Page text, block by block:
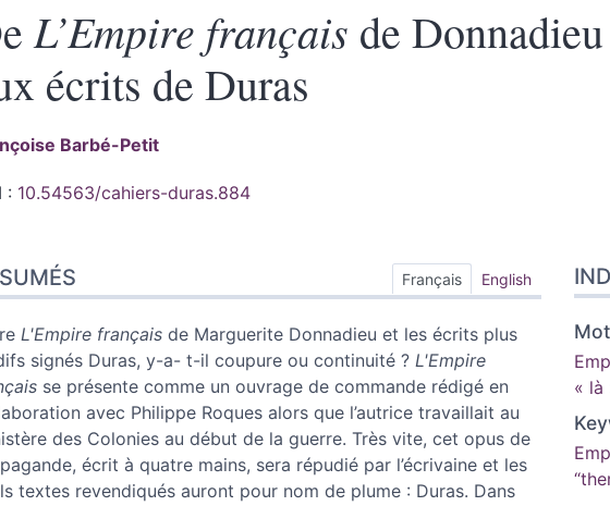
L’Empire français de Donnadieu
écrits de Duras
Barbé-Petit
: 10.54563/cahiers-duras.884
cet article
Français English
L'Empire français de Marguerite Donnadieu et les écrits plus
signés Duras, y-a- t-il coupure ou continuité ? L'Empire
se présente comme un ouvrage de commande rédigé en
avec Philippe Roques alors que l’autrice travaillait au
des Colonies au début de la guerre. Très vite, cet opus de
écrit à quatre mains, sera répudié par l’écrivaine et les
textes revendiqués auront pour nom de plume : Duras. Dans
« là